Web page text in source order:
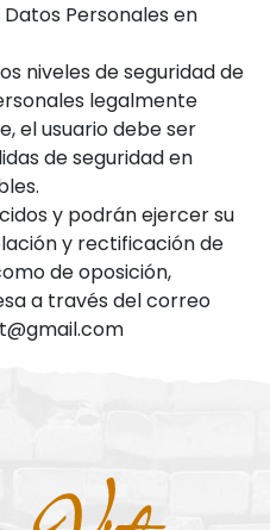
Personales en
niveles de seguridad de
legalmente
el usuario debe ser
de seguridad en
y podrán ejercer su
y rectificación de
de oposición,
a través del correo